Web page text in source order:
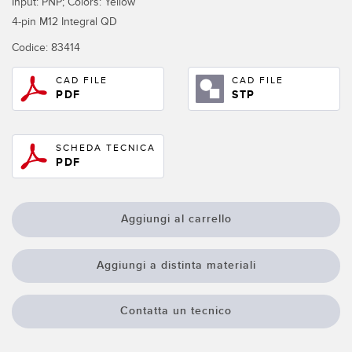
Sensori Pick-to-Light
Sensori multiraggio e sensori a raggio ampio
Sensori di monitoraggio delle condizioni
Sensori di vibrazioni
ACCESSORI
Lavaggio
4-pin M12 Integral QD
Codice: 83414
CAD FILE
PDF
CAD FILE
STP
SCHEDA TECNICA
PDF
Aggiungi al carrello
Aggiungi a distinta materiali
Contatta un tecnico